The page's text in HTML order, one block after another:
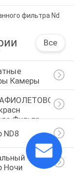
фильтра Nd
Все
Камеры
Фильтр
ND8
Ночи